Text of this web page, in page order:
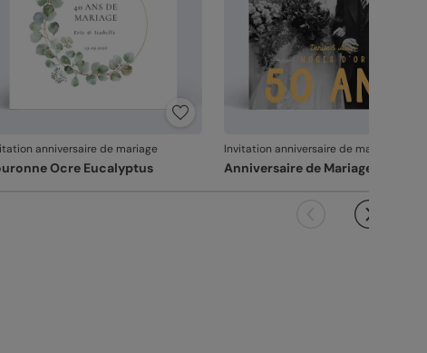
anniversaire de mariage
Ocre Eucalyptus
Invitation anniversaire de mariage
Anniversaire de Mariage 50 ans